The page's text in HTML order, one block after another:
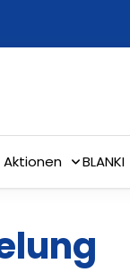
Aktionen BLANKI